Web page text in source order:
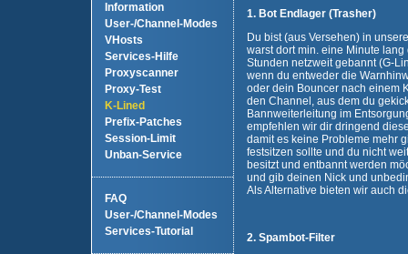
Information
User-/Channel-Modes
VHosts
Services-Hilfe
Proxyscanner
Proxy-Test
K-Lined
Prefix-Patches
Session-Limit
Unban-Service
FAQ
User-/Channel-Modes
Services-Tutorial
1. Bot Endlager (Trasher)
Du bist (aus Versehen) in
warst dort min. eine Minute
Stunden netzweit gebannt (G-
wenn du entweder die
oder dein Bouncer nach einem
den Channel, aus dem du
Bannweiterleitung im
empfehlen wir dir dringend
damit es keine Probleme mehr
festsitzen sollte und du nicht
besitzt und entbannt werden
und gib deinen Nick und
Als Alternative bieten wir auch
2. Spambot-Filter